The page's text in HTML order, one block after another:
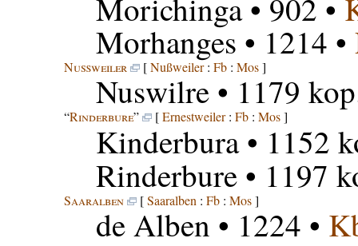
Morichinga• 902 •
Morhanges • 1214 •
Nußweiler [Nußweiler: Fb: Mos]
Nuswilre• 1179
“Rinderbure” [Ernestweiler: Fb: Mos]
Kinderbura• 1152
Rinderbure• 1197
Saaralben [Saaralben : Fb: Mos]
de Alben • 1224 •